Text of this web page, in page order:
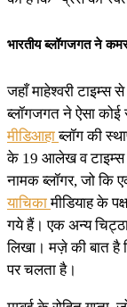
भारतीय ब्लॉगजगत ने
जहाँ माहेश्वरी टाइम्स
ब्लॉगजगत ने ऐसा
मीडिआहाब्लॉग की
के 19 आलेख व टाइम्स
नामक ब्लॉगर, जो कि
याचिकामीडियाह के
गये हैं। एक अन्य
लिखा। मज़े की बात है
पर चलता है।